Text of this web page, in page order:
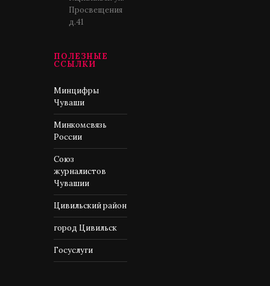
Просвещения
д.41
ПОЛЕЗНЫЕ
ССЫЛКИ
Минцифры
Чуваши
Минкомсвязь
России
Союз
журналистов
Чувашии
Цивильский район
город Цивильск
Госуслуги